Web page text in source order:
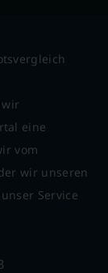
eine
vom
wir unseren
Service